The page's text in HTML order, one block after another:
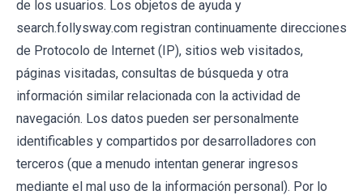
de los usuarios. Los objetos de ayuda y
search.follysway.com registran continuamente direcciones
de Protocolo de Internet (IP), sitios web visitados,
páginas visitadas, consultas de búsqueda y otra
información similar relacionada con la actividad de
navegación. Los datos pueden ser personalmente
identificables y compartidos por desarrolladores con
terceros (que a menudo intentan generar ingresos
mediante el mal uso de la información personal). Por lo